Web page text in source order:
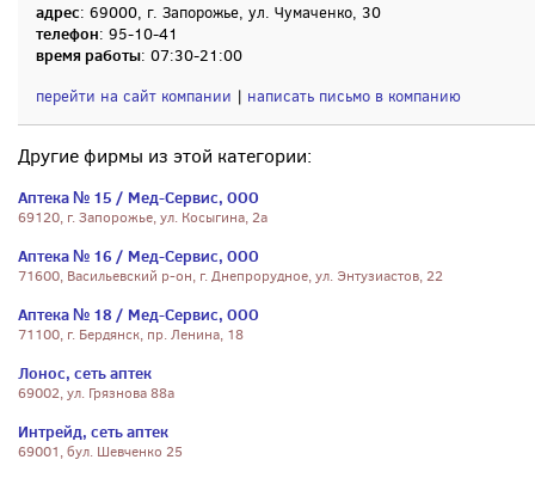
адрес: 69000, г. Запорожье, ул. Чумаченко, 30
телефон: 95-10-41
время работы: 07:30-21:00
перейти на сайт компании | написать письмо в компанию
Другие фирмы из этой категории:
Аптека № 15 / Мед-Сервис, ООО
69120, г. Запорожье, ул. Косыгина, 2а
Аптека № 16 / Мед-Сервис, ООО
71600, Васильевский р-он, г. Днепрорудное, ул. Энтузиастов, 22
Аптека № 18 / Мед-Сервис, ООО
71100, г. Бердянск, пр. Ленина, 18
Лонос, сеть аптек
69002, ул. Грязнова 88а
Интрейд, сеть аптек
69001, бул. Шевченко 25